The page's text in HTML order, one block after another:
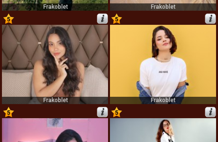
Frakoblet
Frakoblet
5
43
Frakoblet
5
Frakoblet
5
5